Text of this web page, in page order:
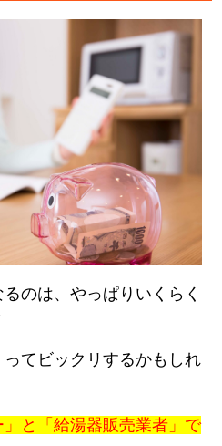
のは、やっぱりいくらく
ってビックリするかもしれ
と「給湯器販売業者」で